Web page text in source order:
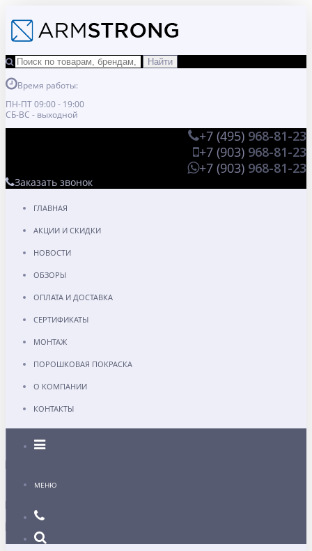
Время работы:
ПН-ПТ 09:00 - 19:00
СБ-ВС - выходной
+7 (495) 968-81-23
+7 (903) 968-81-23
+7 (903) 968-81-23
Заказать звонок
ГЛАВНАЯ
АКЦИИ И СКИДКИ
НОВОСТИ
ОБЗОРЫ
ОПЛАТА И ДОСТАВКА
СЕРТИФИКАТЫ
МОНТАЖ
ПОРОШКОВАЯ ПОКРАСКА
О КОМПАНИИ
КОНТАКТЫ
Каталог
МЕНЮ